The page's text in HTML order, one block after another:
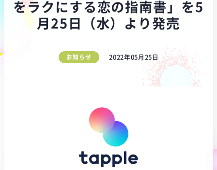
をラクにする恋の指南書」を5
月25日（水）より発売
お知らせ 2022年05月25日